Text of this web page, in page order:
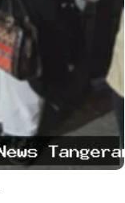
Dari Iseng Jadi Cuan: Kisah
TUM_ATUL yang Ubah
Hampers Jadi Bisnis Kece